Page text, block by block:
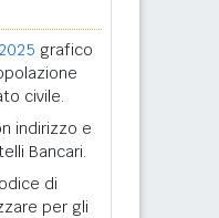
grafico
civile.
indirizzo e
Bancari.
di
per gli